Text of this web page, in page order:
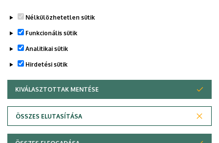
Adatvédelem
Nélkülözhetetlen sütik
Funkcionális sütik
Analitikai sütik
Hirdetési sütik
KIVÁLASZTOTTAK MENTÉSE
ÖSSZES ELUTASÍTÁSA
WITHDRAW CONSENT